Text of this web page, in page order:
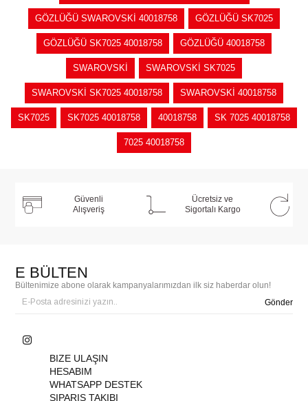
GÖZLÜĞÜ SWAROVSKİ 40018758 GÖZLÜĞÜ SK7025
GÖZLÜĞÜ SK7025 40018758 GÖZLÜĞÜ 40018758
SWAROVSKİ SWAROVSKİ SK7025
SWAROVSKİ SK7025 40018758 SWAROVSKİ 40018758
SK7025 SK7025 40018758 40018758 SK 7025 40018758
7025 40018758
Güvenli
Alışveriş
Ücretsiz ve
Sigortalı Kargo
E BÜLTEN
Bültenimize abone olarak kampanyalarımızdan ilk siz haberdar olun!
Gönder
BIZE ULAŞIN
HESABIM
WHATSAPP DESTEK
SIPARIŞ TAKIBI